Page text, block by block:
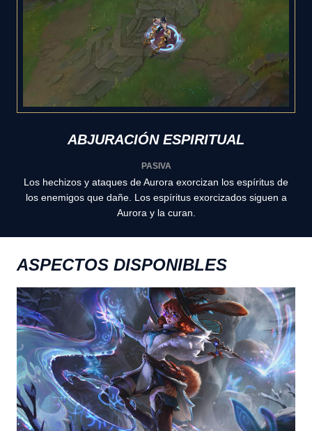
ABJURACIÓN ESPIRITUAL
PASIVA
Los hechizos y ataques de Aurora exorcizan los espíritus de
los enemigos que dañe. Los espíritus exorcizados siguen a
Aurora y la curan.
ASPECTOS DISPONIBLES